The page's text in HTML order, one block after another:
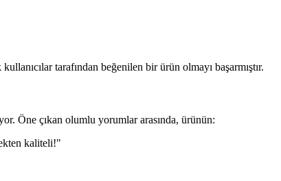
tarafından beğenilen bir ürün olmayı başarmıştır.
Öne çıkan olumlu yorumlar arasında, ürünün:
kaliteli!"